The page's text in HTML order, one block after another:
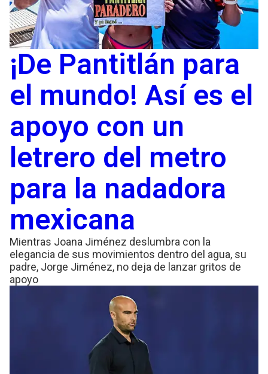
¡De Pantitlán para
el mundo! Así es el
apoyo con un
letrero del metro
para la nadadora
mexicana
Mientras Joana Jiménez deslumbra con la
elegancia de sus movimientos dentro del agua, su
padre, Jorge Jiménez, no deja de lanzar gritos de
apoyo